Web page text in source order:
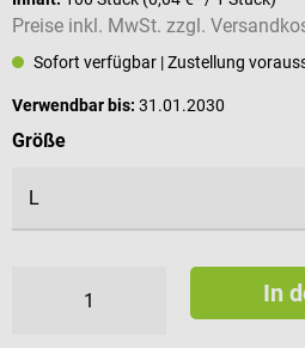
Preise inkl. MwSt. zzgl.
Sofort verfügbar | Zustellung
Verwendbar bis: 31.01.2030
Größeauswählen
In